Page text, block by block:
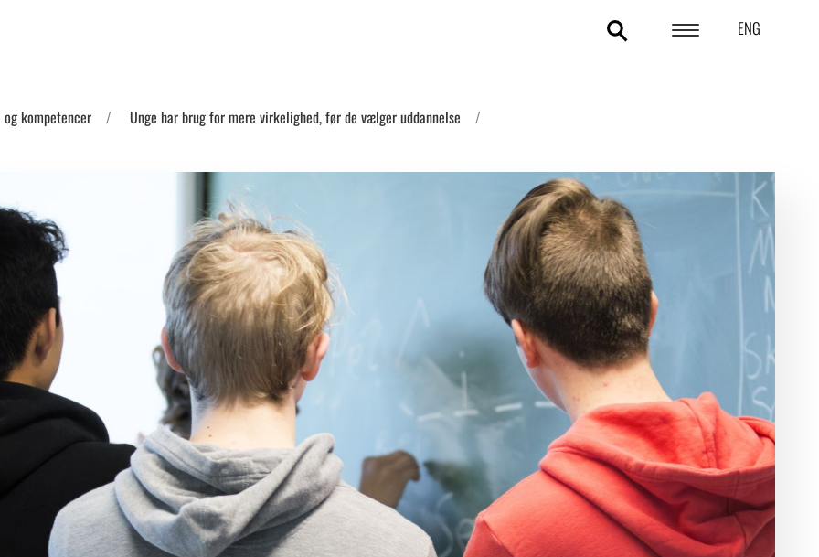
ENG
STATISTIK
TEMAER
OM DA
KONTAKT OG PRESSE
LOGIN FOR MEDLEMSORGANISATIONER
og kompetencer Unge har brug for mere virkelighed, før de vælger uddannelse